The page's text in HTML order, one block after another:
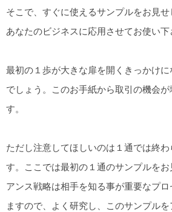
そこで、すぐに使えるサンプルをお見
あなたのビジネスに応用させてお使い下
最初の１歩が大きな扉を開くきっかけ
でしょう。このお手紙から取引の機会
す。
ただし注意してほしいのは１通では終
す。ここでは最初の１通のサンプルを
アンス戦略は相手を知る事が重要なプ
ますので、よく研究し、このサンプル